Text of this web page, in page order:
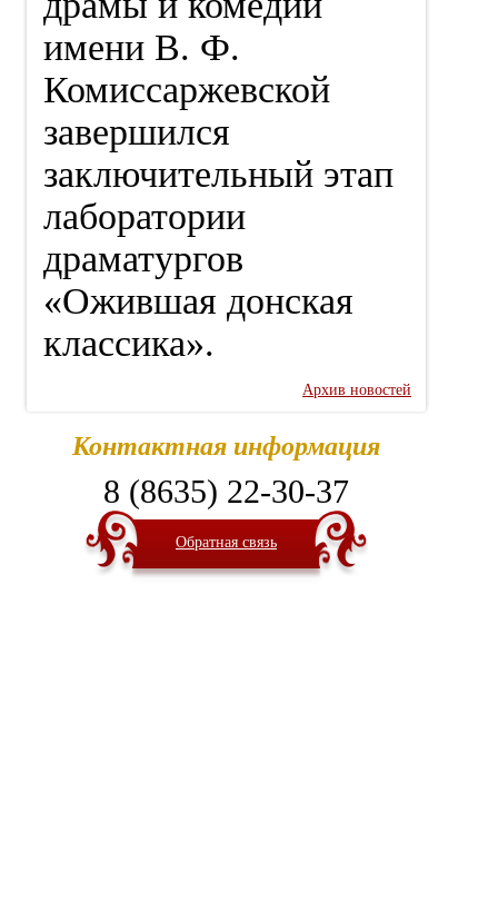
имени В. Ф.
Комиссаржевской
завершился
заключительный этап
лаборатории
драматургов
«Ожившая донская
классика».
Архив новостей
Контактная информация
8 (8635) 22-30-37
Обратная связь